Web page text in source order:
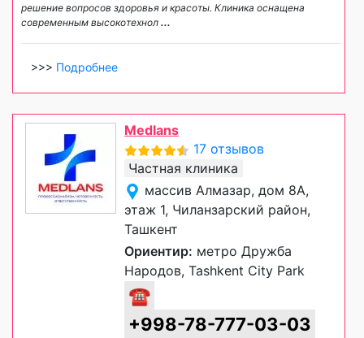
решение вопросов здоровья и красоты. Клиника оснащена
современным высокотехнол ...
>>> Подробнее
Medlans
17 отзывов
Частная клиника
массив Алмазар, дом 8А,
этаж 1, Чиланзарский район,
Ташкент
Ориентир: метро Дружба
Народов, Tashkent City Park
☎
+998-78-777-03-03